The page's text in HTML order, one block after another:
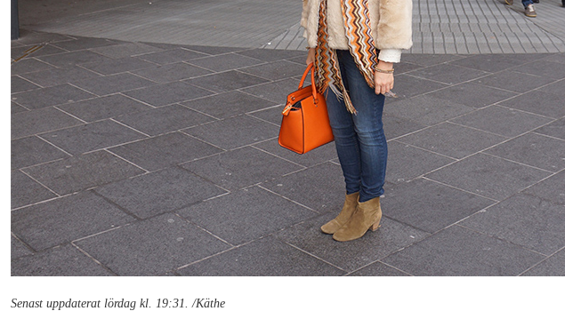
Senast uppdaterat lördag kl. 19:31. /Käthe